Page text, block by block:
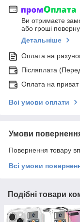
Ви отримаєте
або гроші
Детальніше
Оплата на
Післяплата
Оплата на приват
Всі умови оплати
Умови
Повернення товару
Всі умови
Подібні товари